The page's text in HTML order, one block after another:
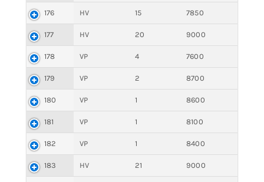
176 HV 15 7850
177 HV 20 9000
178 VP 4 7600
179 VP 2 8700
180 VP 1 8600
181 VP 1 8100
182 VP 1 8400
183 HV 21 9000